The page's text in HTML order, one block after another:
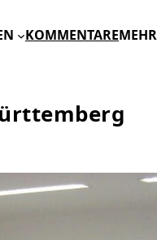
KOMMENTARE MEHR